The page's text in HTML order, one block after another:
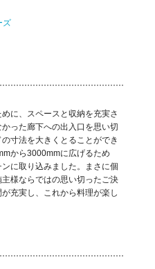
ズ
に、スペースと収納を充実さ
った廊下への出入口を思い切
寸法を大きくとることができ
から3000mmに広げるため
に取り込みました。まさに個
様ならではの思い切ったご決
充実し、これから料理が楽し